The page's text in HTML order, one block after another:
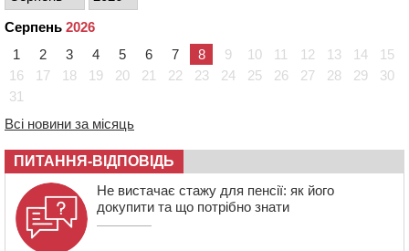
13:26 На Черкащині сьогодні очікують грози, зливи, град та
шквали до 22 м/с
12:50
Внаслідок падіння вертольота загинув 28-річний
12:15
11:29
У Черкасах до середини серпня обмежать рух
10:54 На Черкащині кількість укриттів збільшилась
уп’ятеро з початку повномасштабної війни
Серпень 2026
1
2 3 4 5 6 7 8 9 10 11 12 13 14
15
16
17 18 19 20 21 22 23 24 25 26 27 28 29
30
31
Всі новини за місяць
ПИТАННЯ-ВІДПОВІДЬ
Не вистачає стажу для пенсії: як його
докупити та що потрібно знати